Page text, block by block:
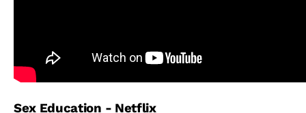
Sex Education - Netflix